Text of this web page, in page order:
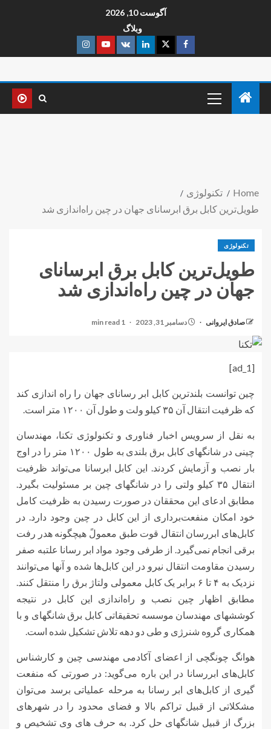
آگوست 10, 2026
وبلاگ
Home
تکنولوژی
طویل‌ترین کابل برق ابرسانای جهان در چین راه‌اندازی شد
تکنولوژی
طویل‌ترین کابل برق ابرسانای
جهان در چین راه‌اندازی شد
صادق ایروانی دسامبر 31, 2023 1 min read
[ad_1]
چین توانست بلندترین کابل ابر رسانای جهان را راه اندازی کند
که ظرفیت انتقال آن ۳۵ کیلو ولت و طول آن ۱۲۰۰ متر است.
به نقل از سرویس اخبار فناوری و تکنولوژی تکنا، مهندسان
چینی در شانگهای کابل برق بلندی به طول ۱۲۰۰ متر را در اوج
بار نصب و آزمایش کردند. این کابل ابرسانا می‌تواند ظرفیت
انتقال ۳۵ کیلو ولتی را در شانگهای چین بر مسئولیت بگیرد.
مطابق ادعای این محققان در صورت رسیدن به ظرفیت کامل
خود امکان منفعت‌برداری از این کابل در چین وجود دارد. در
کابل‌های ابررسان‌ انتقال قوت طبق معمولً هیچگونه هدر رفت
برقی انجام نمی‌گیرد. از طرفی وجود مواد ابر رسانا علتبه صفر
رسیدن مقاومت انتقال نیرو در این کابل‌ها شده و آنها می‌توانند
نزدیک به ۴ تا ۶ برابر یک کابل معمولی ولتاژ برق را منتقل کنند.
مطابق اظهار چین نصب و راه‌اندازی این کابل در نتیجه
کوششهای مهندسان موسسه تحقیقاتی کابل برق شانگهای و با
همکاری گروه شنرژی و طی دو دهه تلاش تشکیل شده است.
هوانگ چونگچی از اعضای آکادمی مهندسی چین و کارشناس
کابل‌های ابررسانا در این باره می‌گوید: در صورتی که منفعت
گیری از کابل‌های ابر رسانا به مرحله عملیاتی برسد می‌توان
مشکلاتی از قبیل تراکم بالا و فضای محدود را در شهرهای
بزرگ از قبیل شانگهای حل کرد. به حرف های وی تشخیص و